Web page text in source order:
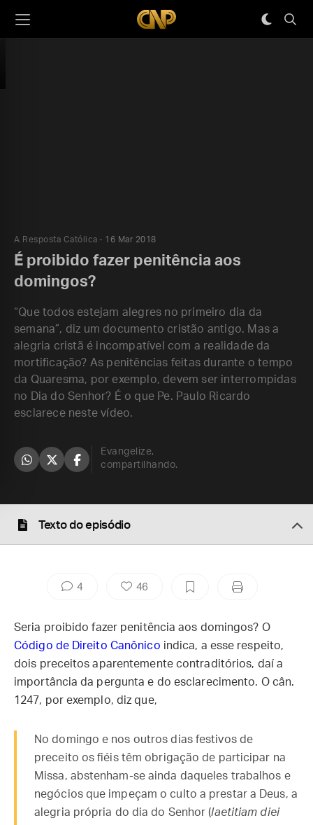
A Resposta Católica 16 Mar 2018
É proibido fazer penitência aos
domingos?
“Que todos estejam alegres no primeiro dia da
semana”, diz um documento cristão antigo. Mas a
alegria cristã é incompatível com a realidade da
mortificação? As penitências feitas durante o tempo
da Quaresma, por exemplo, devem ser interrompidas
no Dia do Senhor? É o que Pe. Paulo Ricardo
esclarece neste vídeo.
Evangelize,
compartilhando.
Texto do episódio
4 46
Seria proibido fazer penitência aos domingos? O
Código de Direito Canônico indica, a esse respeito,
dois preceitos aparentemente contraditórios, daí a
importância da pergunta e do esclarecimento. O cân.
1247, por exemplo, diz que,
No domingo e nos outros dias festivos de
preceito os fiéis têm obrigação de participar na
Missa, abstenham-se ainda daqueles trabalhos e
negócios que impeçam o culto a prestar a Deus, a
alegria própria do dia do Senhor (laetitiam diei